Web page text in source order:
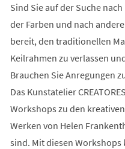
Sind Sie auf der Suche
der Farben und nach
bereit, den traditionellen
Keilrahmen zu verlassen
Brauchen Sie Anregungen
Das Kunstatelier
Workshops zu den
Werken von Helen
sind. Mit diesen